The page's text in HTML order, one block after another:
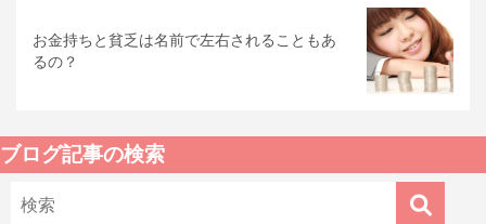
お金持ちと貧乏は名前で左右されることもあ
るの？
ブログ記事の検索